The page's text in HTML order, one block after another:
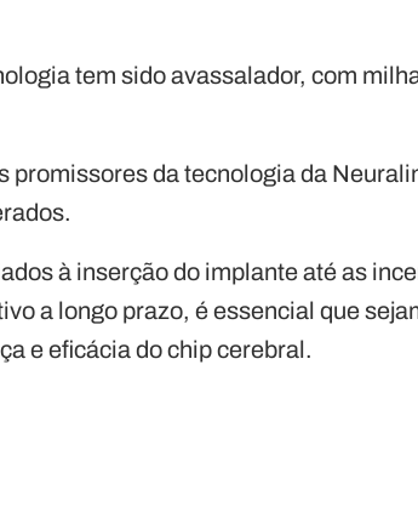
tem sido avassalador, com
promissores da tecnologia da
à inserção do implante até as
a longo prazo, é essencial que
e eficácia do chip cerebral.